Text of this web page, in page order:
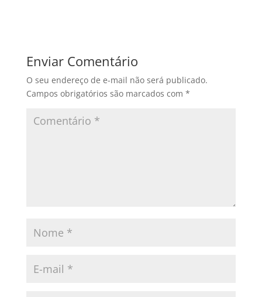
Enviar Comentário
O seu endereço de e-mail não será publicado.
Campos obrigatórios são marcados com *